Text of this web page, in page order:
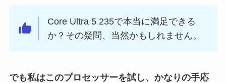
Core Ultra 5 235で本当に満足できる
か？その疑問、当然かもしれません。
でも私はこのプロセッサーを試し、かなりの手応